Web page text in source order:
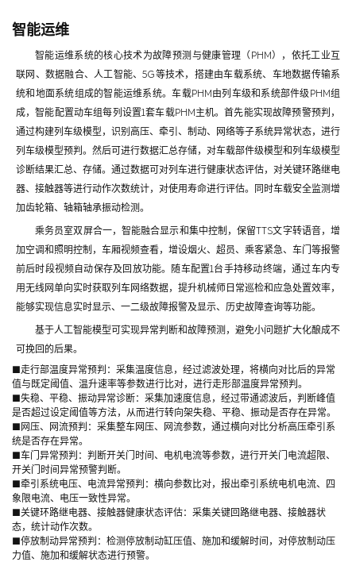
智能运维
智能运维系统的核心技术为故障预测与健康管理（PHM），依托工业互
联网、数据融合、人工智能、5G等技术，搭建由车载系统、车地数据传输系
统和地面系统组成的智能运维系统。车载PHM由列车级和系统部件级PHM组
成，智能配置动车组每列设置1套车载PHM主机。首先能实现故障预警预判，
通过构建列车级模型，识别高压、牵引、制动、网络等子系统异常状态，进行
列车级模型预判。然后可进行数据汇总存储，对车载部件级模型和列车级模型
诊断结果汇总、存储。通过数据可对列车进行健康状态评估，对关键环路继电
器、接触器等进行动作次数统计，对使用寿命进行评估。同时车载安全监测增
加齿轮箱、轴箱轴承振动检测。
乘务员室双屏合一，智能融合显示和集中控制，保留TTS文字转语音，增
加空调和照明控制，车厢视频查看，增设烟火、超员、乘客紧急、车门等报警
前后时段视频自动保存及回放功能。随车配置1台手持移动终端，通过车内专
用无线网单向实时获取列车网络数据，提升机械师日常巡检和应急处置效率，
能够实现信息实时显示、一二级故障报警及显示、历史故障查询等功能。
基于人工智能模型可实现异常判断和故障预测，避免小问题扩大化酿成不
可挽回的后果。
■走行部温度异常预判：采集温度信息，经过滤波处理，将横向对比后的异常
值与既定阈值、温升速率等参数进行比对，进行走形部温度异常预判。
■失稳、平稳、振动异常诊断：采集加速度信息，经过带通滤波后，判断峰值
是否超过设定阈值等方法，从而进行转向架失稳、平稳、振动是否存在异常。
■网压、网流预判：采集整车网压、网流参数，通过横向对比分析高压牵引系
统是否存在异常。
■车门异常预判：判断开关门时间、电机电流等参数，进行开关门电流超限、
开关门时间异常预警判断。
■牵引系统电压、电流异常预判：横向参数比对，报出牵引系统电机电流、四
象限电流、电压一致性异常。
■关键环路继电器、接触器健康状态评估：采集关键回路继电器、接触器状
态，统计动作次数。
■停放制动异常预判：检测停放制动缸压值、施加和缓解时间，对停放制动压
力值、施加和缓解状态进行预警。